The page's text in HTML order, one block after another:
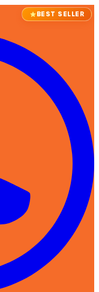
BEST SELLER